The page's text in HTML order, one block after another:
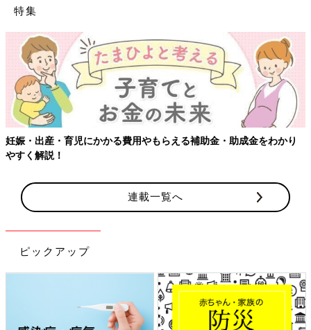
特集
妊娠・出産・育児にかかる費用やもらえる補助金・助成金をわかり
やすく解説！
連載一覧へ
ピックアップ